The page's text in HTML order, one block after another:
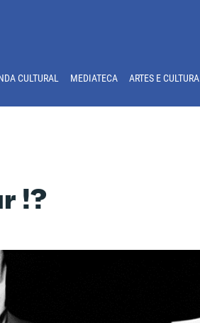
CULTURAL MEDIATECA ARTES E CULTURA
!?